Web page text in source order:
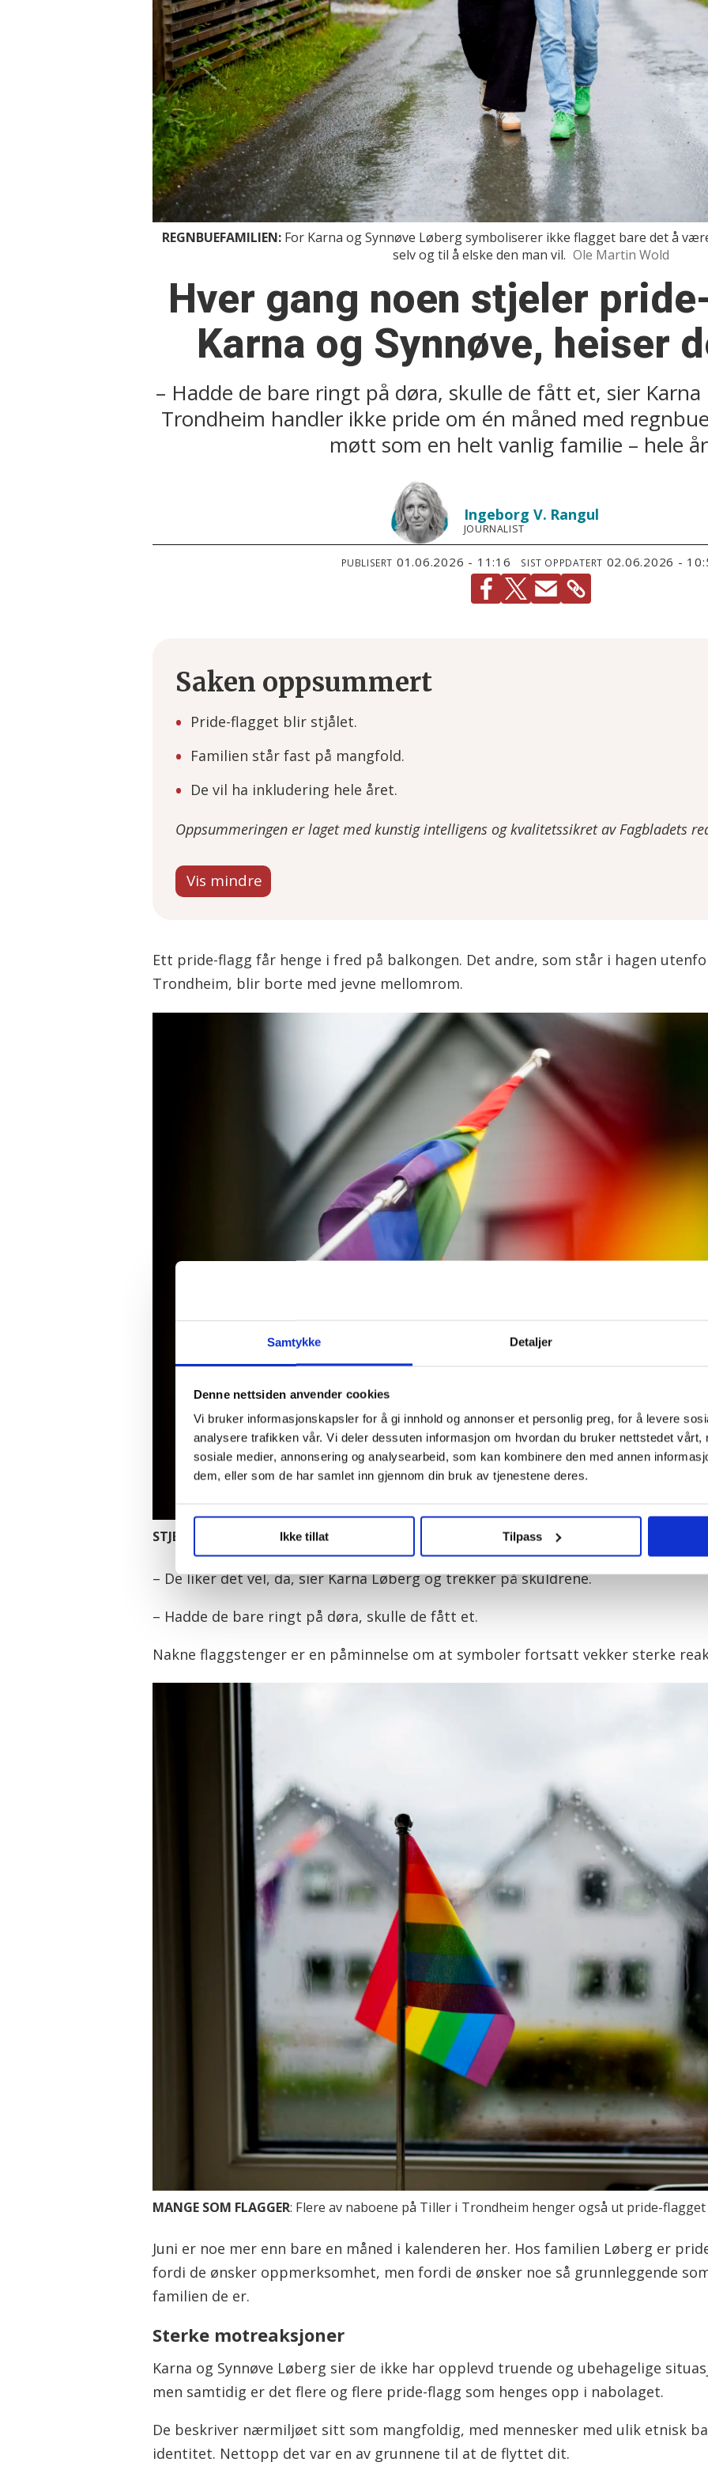
Samtykke Detaljer
Denne nettsiden anvender cookies
Vi bruker informasjonskapsler for å gi innhold og annonser et personlig preg, for å levere
analysere trafikken vår. Vi deler dessuten informasjon om hvordan du bruker nettstedet vårt,
sosiale medier, annonsering og analysearbeid, som kan kombinere den med annen
dem, eller som de har samlet inn gjennom din bruk av tjenestene deres.
Ikke tillat Tilpass
REGNBUEFAMILIEN: For Karna og Synnøve Løberg symboliserer ikke flagget bare det å
selv og til å elske den man vil. Ole Martin Wold
Hver gang noen stjeler
Karna og Synnøve, heiser
– Hadde de bare ringt på døra, skulle de fått et, sier
Trondheim handler ikke pride om én måned med
møtt som en helt vanlig familie – hele
Ingeborg V. Rangul
JOURNALIST
PUBLISERT 01.06.2026 - 11:16 SIST OPPDATERT 02.06.2026 -
Saken oppsummert
Pride-flagget blir stjålet.
Familien står fast på mangfold.
De vil ha inkludering hele året.
Oppsummeringen er laget med kunstig intelligens og kvalitetssikret av Fagbladets
Ett pride-flagg får henge i fred på balkongen. Det andre, som står i hagen
Trondheim, blir borte med jevne mellomrom.
STJELES: Pride-flagget på balkongen får henge i fred. Det i hagen stjeles titt og ofte.
– De liker det vel, da, sier Karna Løberg og trekker på skuldrene.
– Hadde de bare ringt på døra, skulle de fått et.
Nakne flaggstenger er en påminnelse om at symboler fortsatt vekker sterke
MANGE SOM FLAGGER: Flere av naboene på Tiller i Trondheim henger også ut pride-flagget
Juni er noe mer enn bare en måned i kalenderen her. Hos familien Løberg er
fordi de ønsker oppmerksomhet, men fordi de ønsker noe så grunnleggende
familien de er.
Sterke motreaksjoner
Karna og Synnøve Løberg sier de ikke har opplevd truende og ubehagelige
men samtidig er det flere og flere pride-flagg som henges opp i nabolaget.
De beskriver nærmiljøet sitt som mangfoldig, med mennesker med ulik etnisk
identitet. Nettopp det var en av grunnene til at de flyttet dit.